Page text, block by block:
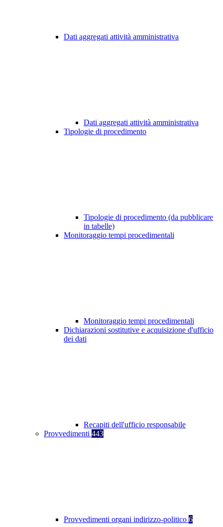
Dati aggregati attività amministrativa
Dati aggregati attività amministrativa
Tipologie di procedimento
Tipologie di procedimento (da pubblicare
in tabelle)
Monitoraggio tempi procedimentali
Monitoraggio tempi procedimentali
Dichiarazioni sostitutive e acquisizione d'ufficio
dei dati
Recapiti dell'ufficio responsabile
Provvedimenti 443
Provvedimenti organi indirizzo-politico 6